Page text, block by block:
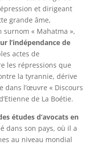
et dirigeant
grande âme,
« Mahatma »,
l’indépendance de
actes de
les répressions que
la tyrannie, dérive
l’œuvre « Discours
de La Boétie.
études d’avocats en
dans son pays, où il a
au niveau mondial